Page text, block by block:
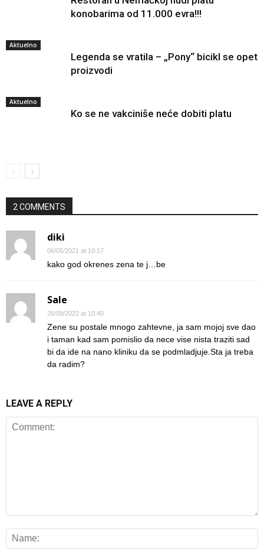
konobarima od 11.000 evra!!!
Aktuelno
Legenda se vratila – „Pony“ bicikl se opet
proizvodi
Aktuelno
Ko se ne vakciniše neće dobiti platu
2 COMMENTS
diki
06/05/2021 at 10:17
kako god okrenes zena te j…be
Sale
26/09/2022 at 10:40
Zene su postale mnogo zahtevne, ja sam mojoj sve dao
i taman kad sam pomislio da nece vise nista traziti sad
bi da ide na nano kliniku da se podmladjuje.Sta ja treba
da radim?
LEAVE A REPLY